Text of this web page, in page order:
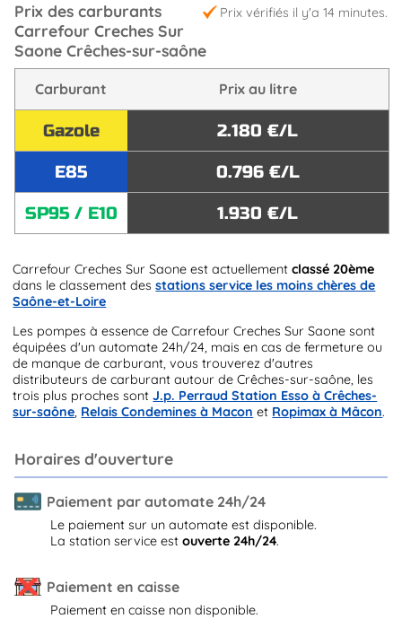
Prix vérifiés il y'a 14 minutes.
Prix des carburants
Carrefour Creches Sur
Saone Crêches-sur-saône
Carburant Prix au litre
Gazole
2.180 €/L
E85
0.796 €/L
SP95 / E10
1.930 €/L
Carrefour Creches Sur Saone est actuellementclassé 20ème
dans le classement desstations service les moins chères de
Saône-et-Loire
Les pompes à essence de Carrefour Creches Sur Saone sont
équipées d'un automate 24h/24, mais en cas de fermeture ou
de manque de carburant, vous trouverez d'autres
distributeurs de carburant autour de Crêches-sur-saône, les
trois plus proches sontJ.p. Perraud Station Esso à Crêches-
sur-saône, Relais Condemines à Macon et Ropimax à Mâcon.
Horaires d'ouverture
Paiement par automate 24h/24
Le paiement sur un automate est disponible.
La station service est ouverte 24h/24.
Paiement en caisse
Paiement en caisse non disponible.